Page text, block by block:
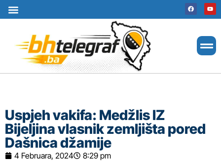
Uspjeh vakifa: Medžlis IZ
Bijeljina vlasnik zemljišta pored
Dašnica džamije
4 Februara, 2024 8:29 pm